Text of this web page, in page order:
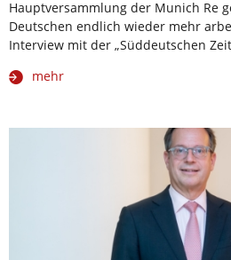
Hauptversammlung der Munich Re
Deutschen endlich wieder mehr
Interview mit der „Süddeutschen
mehr